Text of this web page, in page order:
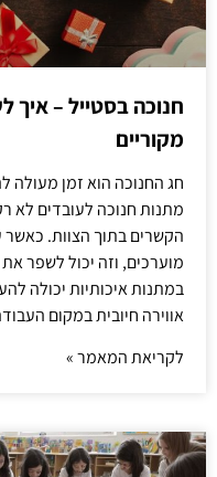
חנוכה בסטייל –
מקוריים
חג החנוכה הוא זמן מעולה
מתנות חנוכה לעובדים
הקשרים בתוך הצוות.
מוערכים, וזה יכול לשפר
במתנות איכותיות יכולה
אווירה חיובית במקום
לקריאת המאמר »